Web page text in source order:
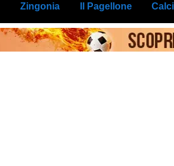
Zingonia Il Pagellone